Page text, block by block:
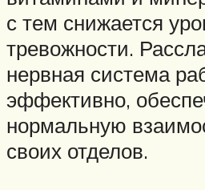
с тем снижается
тревожности.
нервная система
эффективно,
нормальную
своих отделов.